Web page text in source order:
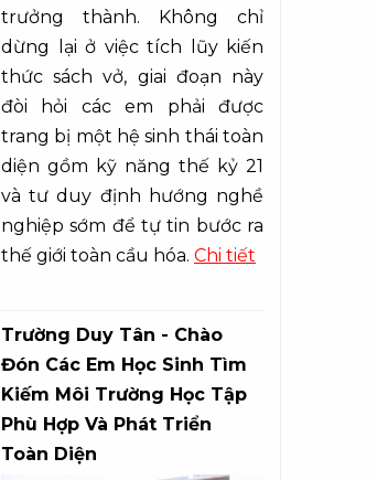
trưởng thành. Không chỉ
dừng lại ở việc tích lũy kiến
thức sách vở, giai đoạn này
đòi hỏi các em phải được
trang bị một hệ sinh thái toàn
diện gồm kỹ năng thế kỷ 21
và tư duy định hướng nghề
nghiệp sớm để tự tin bước ra
thế giới toàn cầu hóa. Chi tiết
Trường Duy Tân - Chào
Đón Các Em Học Sinh Tìm
Kiếm Môi Trường Học Tập
Phù Hợp Và Phát Triển
Toàn Diện